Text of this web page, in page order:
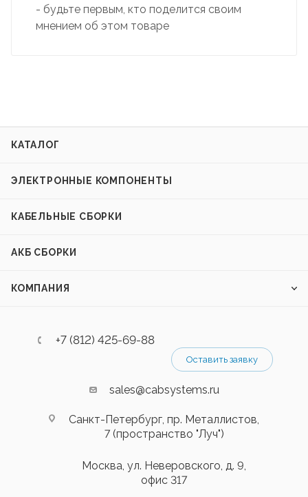
- будьте первым, кто поделится своим
мнением об этом товаре
КАТАЛОГ
ЭЛЕКТРОННЫЕ КОМПОНЕНТЫ
КАБЕЛЬНЫЕ СБОРКИ
АКБ СБОРКИ
КОМПАНИЯ
+7 (812) 425-69-88
Оставить заявку
sales@cabsystems.ru
Санкт-Петербург, пр. Металлистов,
7 (пространство "Луч")
Москва, ул. Неверовского, д. 9,
офис 317